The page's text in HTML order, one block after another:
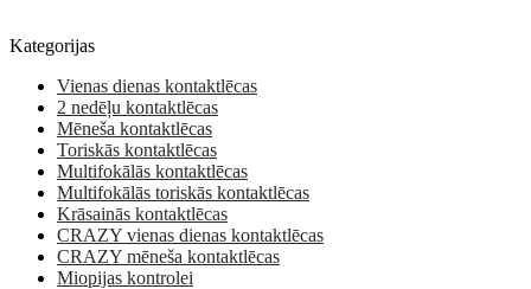
Kategorijas
Vienas dienas kontaktlēcas
2 nedēļu kontaktlēcas
Mēneša kontaktlēcas
Toriskās kontaktlēcas
Multifokālās kontaktlēcas
Multifokālās toriskās kontaktlēcas
Krāsainās kontaktlēcas
CRAZY vienas dienas kontaktlēcas
CRAZY mēneša kontaktlēcas
Miopijas kontrolei